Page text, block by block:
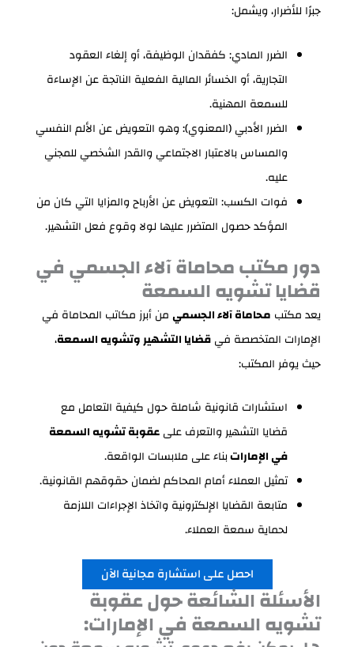
جبرًا للأضرار، ويشمل:
الضرر المادي: كفقدان الوظيفة، أو إلغاء العقود
التجارية، أو الخسائر المالية الفعلية الناتجة عن الإساءة
للسمعة المهنية.
الضرر الأدبي (المعنوي): وهو التعويض عن الألم النفسي
والمساس بالاعتبار الاجتماعي والقدر الشخصي للمجني
عليه.
فوات الكسب: التعويض عن الأرباح والمزايا التي كان من
المؤكد حصول المتضرر عليها لولا وقوع فعل التشهير.
دور مكتب محاماة آلاء الجسمي في
قضايا تشويه السمعة
يعد مكتب محاماة آلاء الجسميمن أبرز مكاتب المحاماة في
الإمارات المتخصصة فيقضايا التشهير وتشويه السمعة،
حيث يوفر المكتب:
استشارات قانونية شاملة حول كيفية التعامل مع
قضايا التشهير والتعرف علىعقوبة تشويه السمعة
في الإماراتبناء على ملابسات الواقعة.
تمثيل العملاء أمام المحاكم لضمان حقوقهم القانونية.
متابعة القضايا الإلكترونية واتخاذ الإجراءات اللازمة
لحماية سمعة العملاء.
احصل على استشارة مجانية الآن
الأسئلة الشائعة حول عقوبة
تشويه السمعة في الإمارات: